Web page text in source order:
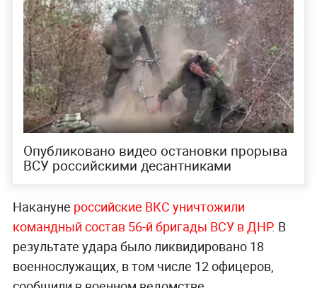
Опубликовано видео остановки прорыва
ВСУ российскими десантниками
Накануне российские ВКС уничтожили
командный состав 56-й бригады ВСУ в ДНР. В
результате удара было ликвидировано 18
военнослужащих, в том числе 12 офицеров,